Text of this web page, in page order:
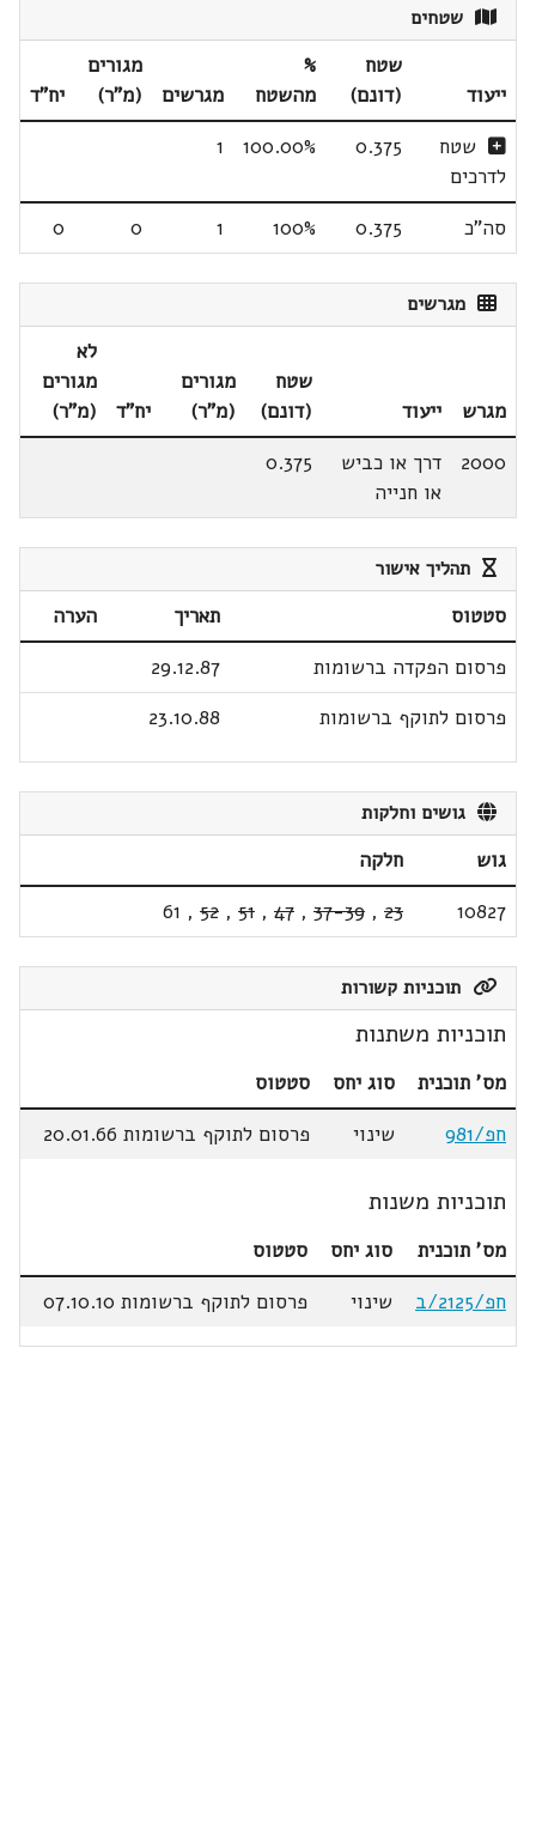
שטחים
ייעוד
שטח
(דונם)
%
מהשטח
מגרשים
מגורים
(מ"ר)
יח"ד
שטח
לדרכים
0.375
100.00%
1
סה"כ 0.375
100%
1
0
0
מגרשים
מגרש ייעוד
שטח
(דונם)
מגורים
(מ"ר)
יח"ד
לא
מגורים
(מ"ר)
2000
דרך או כביש
או חנייה
0.375
תהליך אישור
סטטוס תאריך
הערה
פרסום הפקדה ברשומות
29.12.87
פרסום לתוקף ברשומות
23.10.88
גושים וחלקות
גוש
חלקה
10827
23
,
37-39
,
47
,
51
,
52
,
61
תוכניות קשורות
תוכניות משתנות
מס' תוכנית סוג יחס
סטטוס
חפ/981
שינוי פרסום לתוקף ברשומות 20.01.66
תוכניות משנות
מס' תוכנית סוג יחס
סטטוס
חפ/2125/ב
שינוי פרסום לתוקף ברשומות 07.10.10